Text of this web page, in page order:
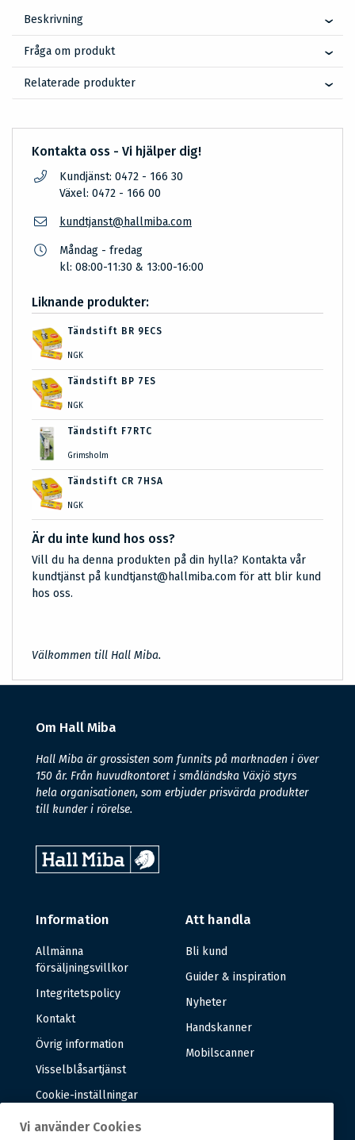
Beskrivning
Fråga om produkt
Relaterade produkter
Kontakta oss - Vi hjälper dig!
Kundjänst: 0472 - 166 30
Växel: 0472 - 166 00
kundtjanst@hallmiba.com
Måndag - fredag
kl: 08:00-11:30 & 13:00-16:00
Liknande produkter:
Tändstift BR 9ECS
NGK
Tändstift BP 7ES
NGK
Tändstift F7RTC
Grimsholm
Tändstift CR 7HSA
NGK
Är du inte kund hos oss?
Vill du ha denna produkten på din hylla? Kontakta vår
kundtjänst på kundtjanst@hallmiba.com för att blir kund
hos oss.
Välkommen till Hall Miba.
Om Hall Miba
Hall Miba är grossisten som funnits på marknaden i över
150 år. Från huvudkontoret i småländska Växjö styrs
hela organisationen, som erbjuder prisvärda produkter
till kunder i rörelse.
Information
Allmänna
försäljningsvillkor
Integritetspolicy
Kontakt
Övrig information
Visselblåsartjänst
Cookie-inställningar
Att handla
Bli kund
Guider & inspiration
Nyheter
Handskanner
Mobilscanner
Vi använder Cookies